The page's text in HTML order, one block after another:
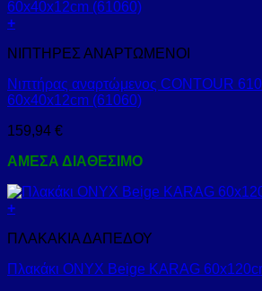
+
ΝΙΠΤΗΡΕΣ ΑΝΑΡΤΩΜΕΝΟΙ
Νιπτήρας αναρτώμενος CONTOUR
60x40x12cm (61060)
159,94 €
ΑΜΕΣΑ ΔΙΑΘΕΣΙΜΟ
+
ΠΛΑΚΑΚΙΑ ΔΑΠΕΔΟΥ
Πλακάκι ONYX Beige KARAG